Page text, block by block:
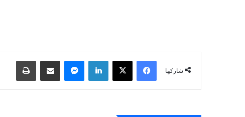
شاركها
فيسبوك لينكدإن